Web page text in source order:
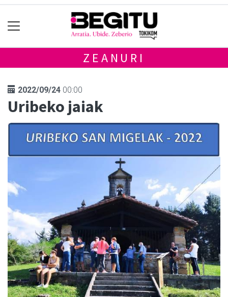
ZEANURI
2022/09/24 00:00
Uribeko jaiak